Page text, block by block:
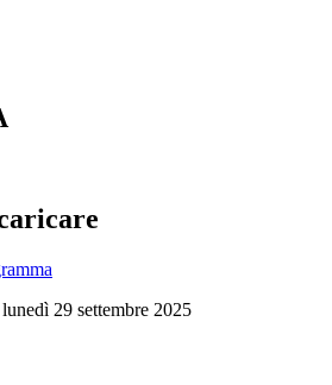
lunedì 29 settembre 2025